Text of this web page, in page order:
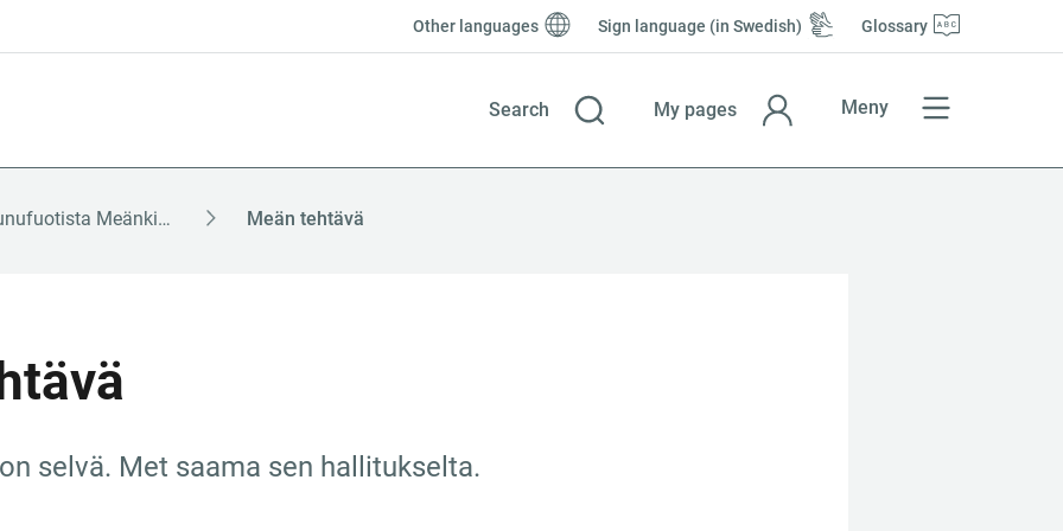
Other languages Sign language (in Swedish) Glossary
Search My pages Meny
Kruunufuotista Meänkieli (tornedalsfinska) Meän tehtävä
selvä. Met saama sen hallitukselta.